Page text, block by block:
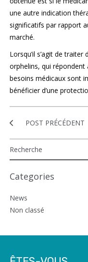
une autre indication
significatifs par rapport
marché.
Lorsqu’il s’agit de
orphelins, qui répondent
besoins médicaux sont
bénéficier d’une
POST PRÉCÉDENT
Categories
News
Non classé